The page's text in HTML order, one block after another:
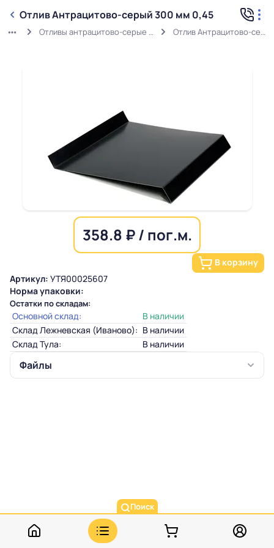
Отлив Антрацитово-серый 300 мм 0,45
Отливы антрацитово-серые (0,45мм) RAL 7016 Отлив Антрацитово-серый 300 мм 0,45
358.8 ₽ / пог.м.
В корзину
Артикул: УТЯ00025607
Норма упаковки:
Остатки по складам:
Основной склад:
В наличии
Склад Лежневская (Иваново): В наличии
Склад Тула:
В наличии
Файлы
Поиск